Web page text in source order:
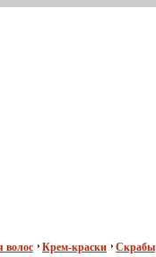
волос Крем-краски Скрабы